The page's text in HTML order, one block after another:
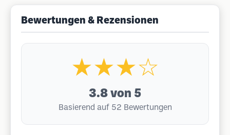
Bewertungen & Rezensionen
★★★☆
3.8 von 5
Basierend auf 52 Bewertungen